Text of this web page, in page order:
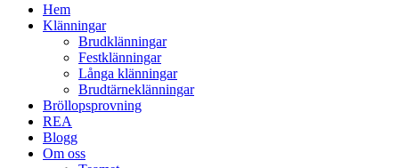
Hem
Klänningar
Brudklänningar
Festklänningar
Långa klänningar
Brudtärneklänningar
Bröllopsprovning
REA
Blogg
Om oss